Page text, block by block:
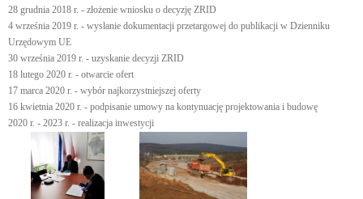
28 grudnia 2018 r. - złożenie wniosku o decyzję ZRID
4 września 2019 r. - wysłanie dokumentacji przetargowej do publikacji w Dzienniku
Urzędowym UE
30 września 2019 r. - uzyskanie decyzji ZRID
18 lutego 2020 r. - otwarcie ofert
17 marca 2020 r. - wybór najkorzystniejszej oferty
16 kwietnia 2020 r. - podpisanie umowy na kontynuację projektowania i budowę
2020 r. - 2023 r. - realizacja inwestycji